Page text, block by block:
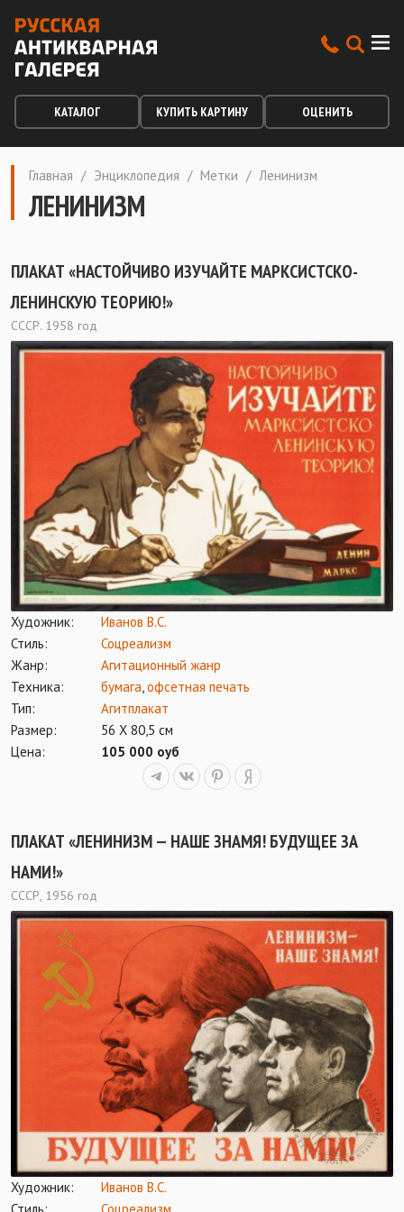
КАТАЛОГ КУПИТЬ КАРТИНУ ОЦЕНИТЬ
Главная / Энциклопедия / Метки / Ленинизм
ЛЕНИНИЗМ
ПЛАКАТ «НАСТОЙЧИВО ИЗУЧАЙТЕ МАРКСИСТСКО-
ЛЕНИНСКУЮ ТЕОРИЮ!»
СССР. 1958 год
Художник:
Иванов В.С.
Стиль:
Соцреализм
Жанр:
Агитационный жанр
Техника:
бумага,офсетная печать
Тип:
Агитплакат
Размер:
56 Х 80,5 см
Цена:
105 000 оуб
ПЛАКАТ «ЛЕНИНИЗМ — НАШЕ ЗНАМЯ! БУДУЩЕЕ ЗА
НАМИ!»
СССР, 1956 год
Художник:
Иванов В.С.
Стиль:
Соцреализм